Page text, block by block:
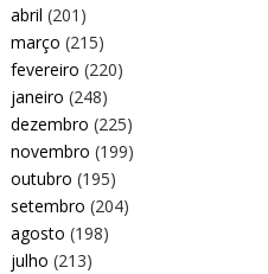
abril (201)
março (215)
fevereiro (220)
janeiro (248)
dezembro (225)
novembro (199)
outubro (195)
setembro (204)
agosto (198)
julho (213)